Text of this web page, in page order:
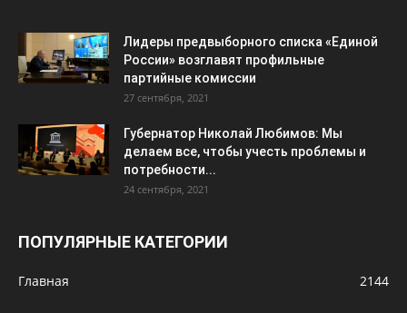
Лидеры предвыборного списка «Единой
России» возглавят профильные
партийные комиссии
27 сентября, 2021
Губернатор Николай Любимов: Мы
делаем все, чтобы учесть проблемы и
потребности...
24 сентября, 2021
ПОПУЛЯРНЫЕ КАТЕГОРИИ
Главная 2144